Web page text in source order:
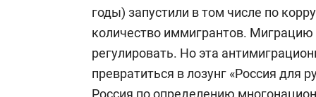
годы) запустили в том числе по
количество иммигрантов. Миграцию
регулировать. Но эта
превратиться в лозунг «Россия для
Россия по определению